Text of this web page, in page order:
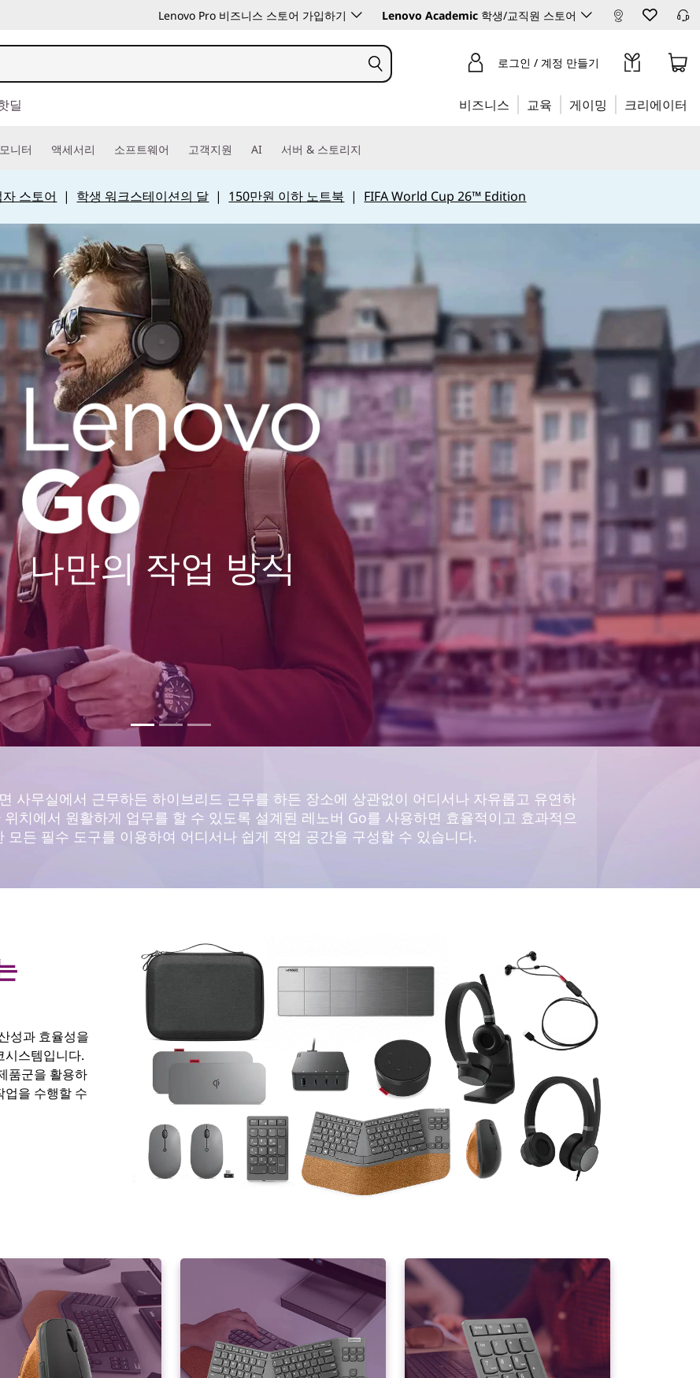
Lenovo Pro 비즈니스 스토어 가입하기 Lenovo Academic 학생/교직원 스토어
로그인 / 계정 만들기
딜 비즈니스 교육 게이밍 크리에이터
모니터 액세서리 소프트웨어 고객지원 AI 서버 & 스토리지
스토어 | 학생 워크스테이션의 달 | 150만원 이하 노트북 | FIFA World Cup 26™ Edition
나만의 작업 방식
사무실에서 근무하든 하이브리드 근무를 하든 장소에 상관없이 어디서나 자유롭고 유연하
치에서 원활하게 업무를 할 수 있도록 설계된 레노버 Go를 사용하면 효율적이고 효과적으
모든 필수 도구를 이용하여 어디서나 쉽게 작업 공간을 구성할 수 있습니다.
성과 효율성을
시스템입니다.
품군을 활용하
업을 수행할 수